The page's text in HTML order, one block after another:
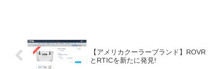
【アメリカクーラーブランド】ROVR
とRTICを新たに発見!